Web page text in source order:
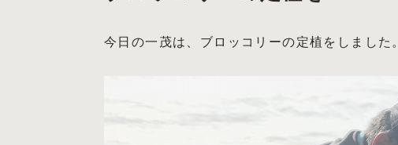
今日の一茂は、ブロッコリーの定植をしました。